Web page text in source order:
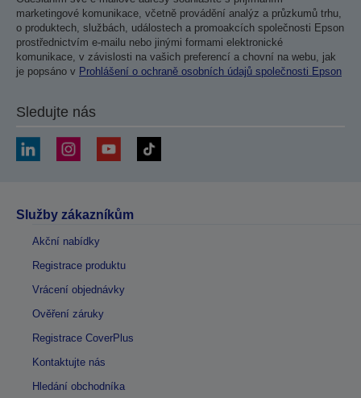
marketingové komunikace, včetně provádění analýz a průzkumů trhu,
o produktech, službách, událostech a promoakcích společnosti Epson
prostřednictvím e-mailu nebo jinými formami elektronické
komunikace, v závislosti na vašich preferencí a chovní na webu, jak
je popsáno v Prohlášení o ochraně osobních údajů společnosti Epson
Sledujte nás
Služby zákazníkům
Akční nabídky
Registrace produktu
Vrácení objednávky
Ověření záruky
Registrace CoverPlus
Kontaktujte nás
Hledání obchodníka